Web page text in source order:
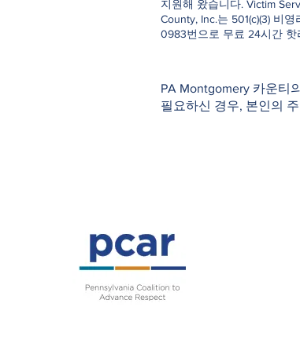
지원해 왔습니다. Victim
County, Inc.는 501(c)(3) 비
0983번으로 무료 24시간 핫
PA Montgomery 카운티
필요하신 경우, 본인의